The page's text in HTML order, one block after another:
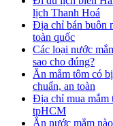
lịch Thanh Hoá
Địa chỉ bán buôn
toàn quốc
Các loại nước
sao cho đúng?
Ăn mắm tôm có
chuẩn, an toàn
Địa chỉ mua mắm
tpHCM
Ăn nước mắm